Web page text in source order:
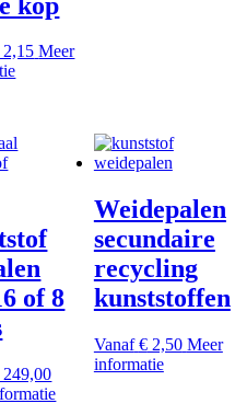
2,15 Meer
Dit
variaties.
gekozen
worden
op
de
productpagina
of 8
249,00
Dit
Weidepalen
secundaire
recycling
kunststoffen
Vanaf €2,50 Meer
informatieDit